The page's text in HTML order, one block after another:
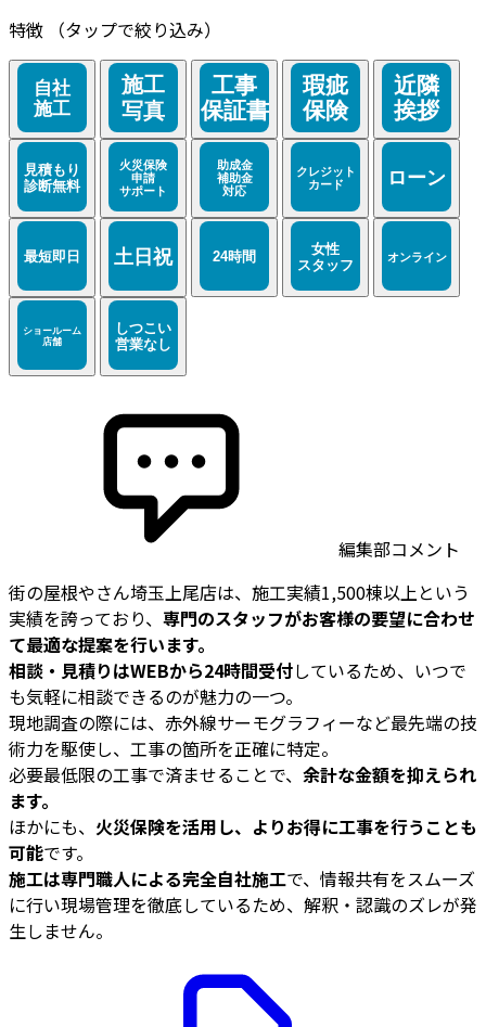
特徴
（タップで絞り込み）
編集部コメント
街の屋根やさん埼玉上尾店は、施工実績1,500棟以上という
実績を誇っており、 専門のスタッフがお客様の要望に合わせ
て最適な提案を行います。
相談・見積りはWEBから24時間受付しているため、いつで
も気軽に相談できるのが魅力の一つ。
現地調査の際には、赤外線サーモグラフィーなど最先端の技
術力を駆使し、工事の箇所を正確に特定。
必要最低限の工事で済ませることで、 余計な金額を抑えられ
ます。
ほかにも、 火災保険を活用し、よりお得に工事を行うことも
可能です。
施工は専門職人による完全自社施工で、情報共有をスムーズ
に行い現場管理を徹底しているため、解釈・認識のズレが発
生しません。